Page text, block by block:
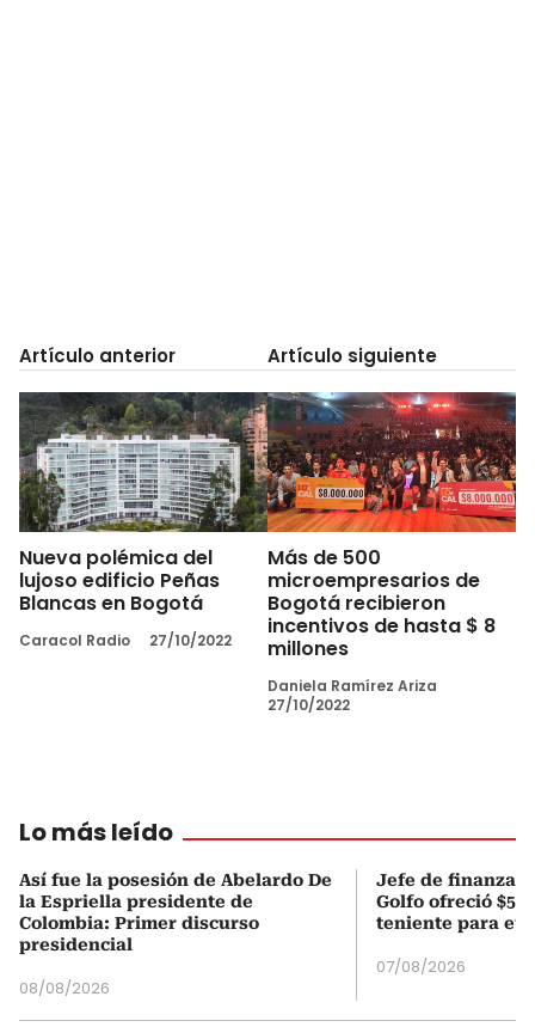
Artículo anterior
Nueva polémica del
lujoso edificio Peñas
Blancas en Bogotá
Caracol Radio 27/10/2022
Artículo siguiente
Más de 500
microempresarios de
Bogotá recibieron
incentivos de hasta $ 8
millones
Daniela Ramírez Ariza
27/10/2022
Lo más leído
Así fue la posesión de Abelardo De
la Espriella presidente de
Colombia: Primer discurso
presidencial
08/08/2026
Jefe de finanzas
Golfo ofreció
teniente para
07/08/2026